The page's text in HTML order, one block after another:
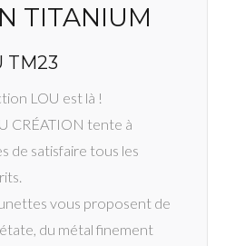
TITANIUM
TM23
LOU est là !
CRÉATION tente à
de satisfaire tous les
vous proposent de
du métal finement